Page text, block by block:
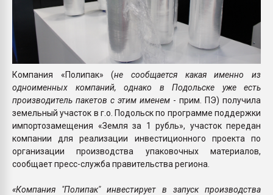
Компания «Полипак» (не сообщается какая именно из
одноименных компаний, однако в Подольске уже есть
производитель пакетов с этим именем - прим. ПЭ) получила
земельный участок в г.о. Подольск по программе поддержки
импортозамещения «Земля за 1 рубль», участок передан
компании для реализации инвестиционного проекта по
организации производства упаковочных материалов,
сообщает пресс-служба правительства региона.
«Компания "Полипак" инвестирует в запуск производства